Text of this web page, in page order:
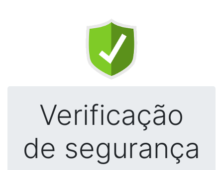
Verificação
de segurança